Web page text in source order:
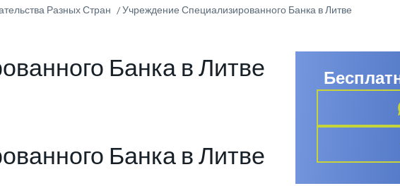
Разных Стран Учреждение Специализированного Банка в Литве
Банка в Литве
Банка в Литве